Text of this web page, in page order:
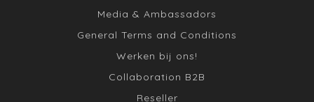
Media & Ambassadors
General Terms and Conditions
Werken bij ons!
Collaboration B2B
Reseller